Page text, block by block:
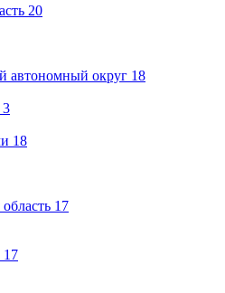
20
автономный округ 18
3
18
17
17